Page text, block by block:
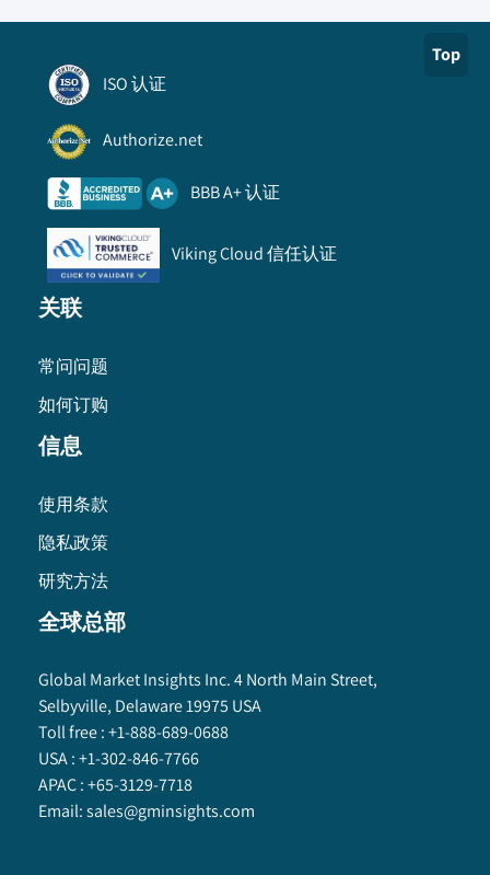
Top
ISO 认证
Authorize.net
BBB A+ 认证
Viking Cloud 信任认证
关联
常问问题
如何订购
信息
使用条款
隐私政策
研究方法
全球总部
Global Market Insights Inc. 4 North Main Street,
Selbyville, Delaware 19975 USA
Toll free :+1-888-689-0688
USA :+1-302-846-7766
APAC :+65-3129-7718
Email:sales@gminsights.com